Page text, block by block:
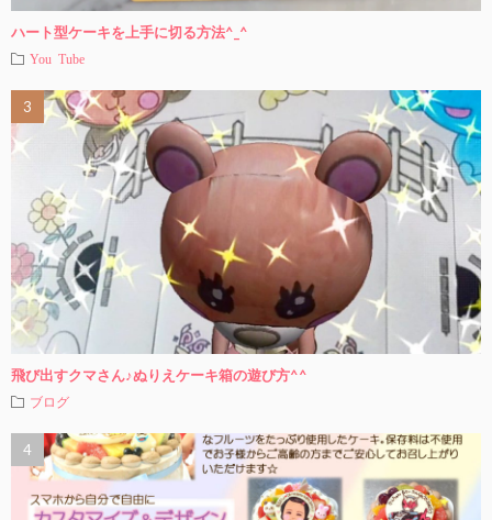
ハート型ケーキを上手に切る方法^_^
You Tube
飛び出すクマさん♪ぬりえケーキ箱の遊び方^^
ブログ